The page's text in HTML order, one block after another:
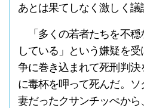
あとは果てしなく激しく議
「多くの若者たちを不穏
している」という嫌疑を
争に巻き込まれて死刑判
に毒杯を呷って死んだ。
妻だったクサンチッぺか